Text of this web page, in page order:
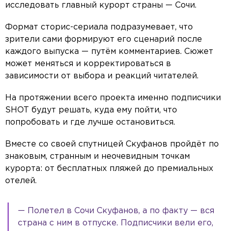
исследовать главный курорт страны — Сочи.
Формат сторис-сериала подразумевает, что
зрители сами формируют его сценарий после
каждого выпуска — путём комментариев. Сюжет
может меняться и корректироваться в
зависимости от выбора и реакций читателей.
На протяжении всего проекта именно подписчики
SHOT будут решать, куда ему пойти, что
попробовать и где лучше остановиться.
Вместе со своей спутницей Скуфанов пройдёт по
знаковым, странным и неочевидным точкам
курорта: от бесплатных пляжей до премиальных
отелей.
— Полетел в Сочи Скуфанов, а по факту — вся
страна с ним в отпуске. Подписчики вели его,